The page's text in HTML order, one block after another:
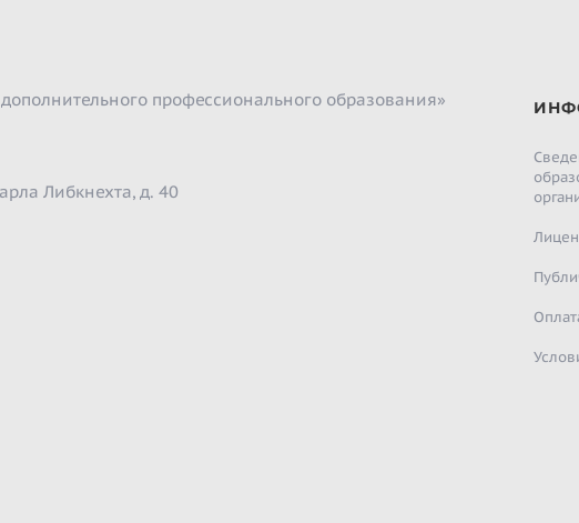
профессионального образования»
Либкнехта, д. 40